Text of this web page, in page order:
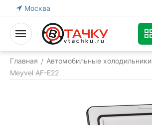
Москва
Главная / Автомобильные холодильники
Meyvel AF-E22